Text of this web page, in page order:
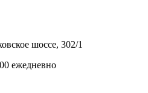
шоссе, 302/1
ежедневно